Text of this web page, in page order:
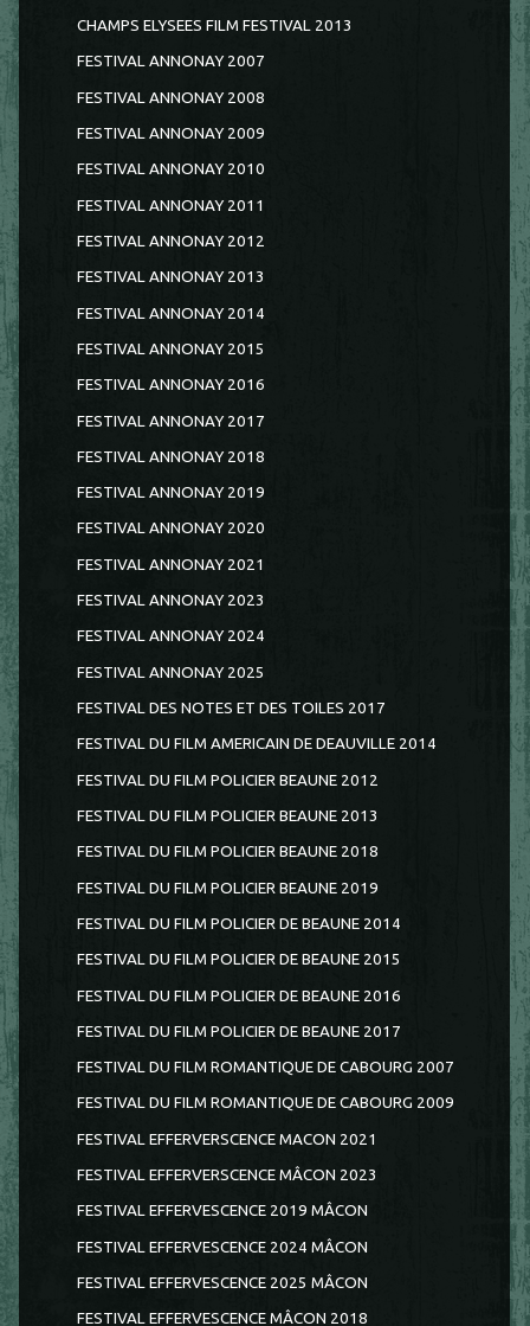
CHAMPS ELYSEES FILM FESTIVAL 2013
FESTIVAL ANNONAY 2007
FESTIVAL ANNONAY 2008
FESTIVAL ANNONAY 2009
FESTIVAL ANNONAY 2010
FESTIVAL ANNONAY 2011
FESTIVAL ANNONAY 2012
FESTIVAL ANNONAY 2013
FESTIVAL ANNONAY 2014
FESTIVAL ANNONAY 2015
FESTIVAL ANNONAY 2016
FESTIVAL ANNONAY 2017
FESTIVAL ANNONAY 2018
FESTIVAL ANNONAY 2019
FESTIVAL ANNONAY 2020
FESTIVAL ANNONAY 2021
FESTIVAL ANNONAY 2023
FESTIVAL ANNONAY 2024
FESTIVAL ANNONAY 2025
FESTIVAL DES NOTES ET DES TOILES 2017
FESTIVAL DU FILM AMERICAIN DE DEAUVILLE 2014
FESTIVAL DU FILM POLICIER BEAUNE 2012
FESTIVAL DU FILM POLICIER BEAUNE 2013
FESTIVAL DU FILM POLICIER BEAUNE 2018
FESTIVAL DU FILM POLICIER BEAUNE 2019
FESTIVAL DU FILM POLICIER DE BEAUNE 2014
FESTIVAL DU FILM POLICIER DE BEAUNE 2015
FESTIVAL DU FILM POLICIER DE BEAUNE 2016
FESTIVAL DU FILM POLICIER DE BEAUNE 2017
FESTIVAL DU FILM ROMANTIQUE DE CABOURG 2007
FESTIVAL DU FILM ROMANTIQUE DE CABOURG 2009
FESTIVAL EFFERVERSCENCE MACON 2021
FESTIVAL EFFERVERSCENCE MÂCON 2023
FESTIVAL EFFERVESCENCE 2019 MÂCON
FESTIVAL EFFERVESCENCE 2024 MÂCON
FESTIVAL EFFERVESCENCE 2025 MÂCON
FESTIVAL EFFERVESCENCE MÂCON 2018